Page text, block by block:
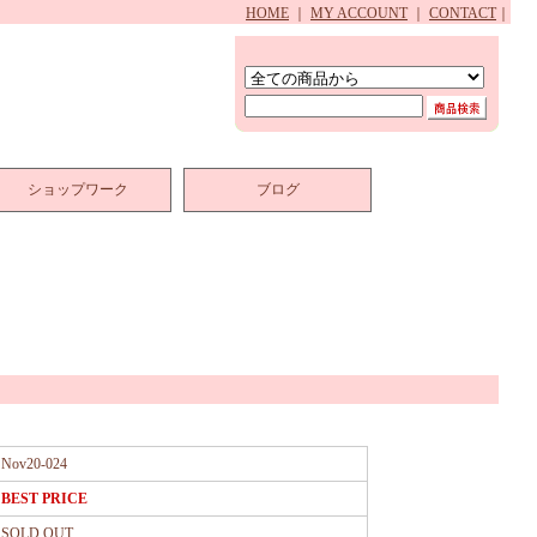
HOME MY ACCOUNT CONTACT
ショップワーク ブログ
Nov20-024
BEST PRICE
SOLD OUT